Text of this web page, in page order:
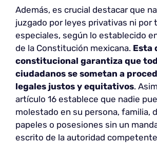
Además, es crucial destacar que
juzgado por leyes privativas ni por
especiales, según lo establecido
de la Constitución mexicana. Esta
constitucional garantiza que
ciudadanos se sometan a
legales justos y equitativos.
artículo 16 establece que nadie
molestado en su persona, familia,
papeles o posesiones sin un
escrito de la autoridad